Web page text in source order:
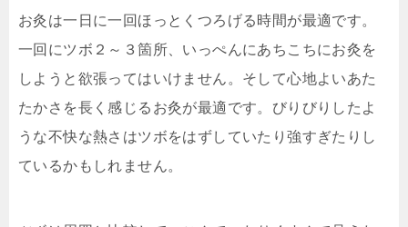
お灸は一日に一回ほっとくつろげる時間が最適です。
一回 にツボ２～３箇所、いっぺんにあちこちにお灸を
しようと 欲張ってはいけません。そして心地よいあた
たかさを長く 感じるお灸が最適です。びりびりしたよ
うな不快な熱さはツボをはずしていたり強すぎたりし
ているかもしれません。